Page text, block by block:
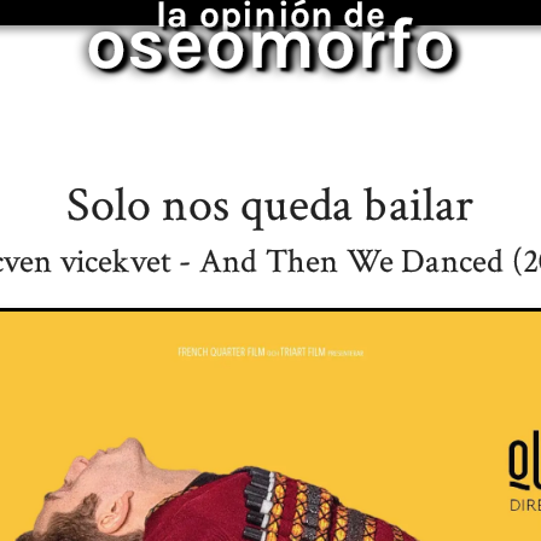
la opinión de
oseomorfo
Solo nos queda bailar
vicekvet - And Then We Danced